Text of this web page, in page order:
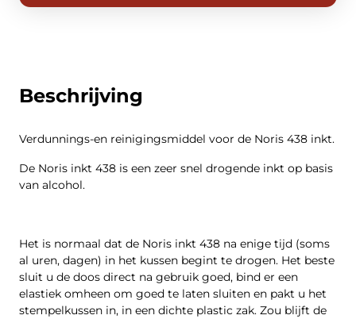
Beschrijving
Verdunnings-en reinigingsmiddel voor de Noris 438 inkt.
De Noris inkt 438 is een zeer snel drogende inkt op basis
van alcohol.
Het is normaal dat de Noris inkt 438 na enige tijd (soms
al uren, dagen) in het kussen begint te drogen. Het beste
sluit u de doos direct na gebruik goed, bind er een
elastiek omheen om goed te laten sluiten en pakt u het
stempelkussen in, in een dichte plastic zak. Zou blijft de